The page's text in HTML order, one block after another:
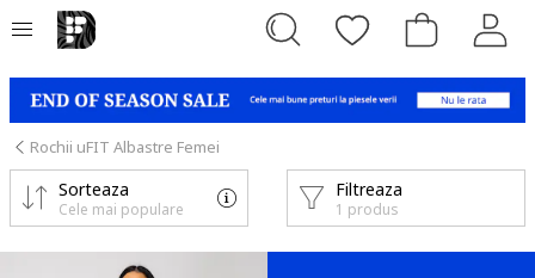
Rochii uFIT Albastre Femei
Filtreaza
1 produs
Sorteaza
Cele mai populare